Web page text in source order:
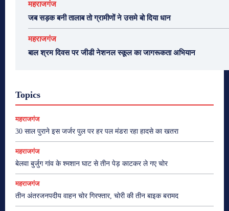
महराजगंज
जब सड़क बनी तालाब तो ग्रामीणों ने उसमे बो दिया धान
महराजगंज
बाल श्रम दिवस पर जीडी नेशनल स्कूल का जागरूकता अभियान
Topics
महराजगंज
30 साल पुराने इस जर्जर पुल पर हर पल मंडरा रहा हादसे का खतरा
महराजगंज
बेलवा बुर्जुग गांव के श्मशान घाट से तीन पेड़ काटकर ले गए चोर
महराजगंज
तीन अंतरजनपदीय वाहन चोर गिरफ्तार, चोरी की तीन बाइक बरामद